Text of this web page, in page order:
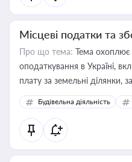
Місцеві податки та
Про що тема: Тема охоплює
оподаткування в Україні,
Будівельна діяльність